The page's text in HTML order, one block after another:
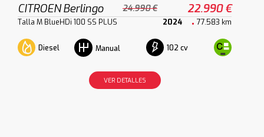
CITROEN Berlingo 24.990 € 22.990 €
Talla M BlueHDi 100 SS PLUS 2024 77.583 km
Diesel Manual 102 cv
VER DETALLES